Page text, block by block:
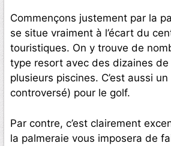
Commençons justement par la
se situe vraiment à l’écart du
touristiques. On y trouve de
type resort avec des dizaines de
plusieurs piscines. C’est aussi
controversé) pour le golf.
Par contre, c’est clairement
la palmeraie vous imposera de